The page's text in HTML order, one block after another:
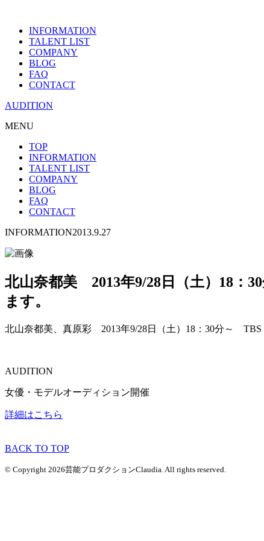
INFORMATION
TALENT LIST
COMPANY
BLOG
FAQ
CONTACT
AUDITION
MENU
TOP
INFORMATION
TALENT LIST
COMPANY
BLOG
FAQ
CONTACT
INFORMATION2013.9.27
北山奈都美 2013年9/28日（土）18：
ます。
北山奈都美、真原彩 2013年9/28日（土）18：30分～ TBS
AUDITION
女優・モデルオーディション開催
詳細はこちら
BACK TO TOP
© Copyright 2026芸能プロダクションClaudia. All rights reserved.